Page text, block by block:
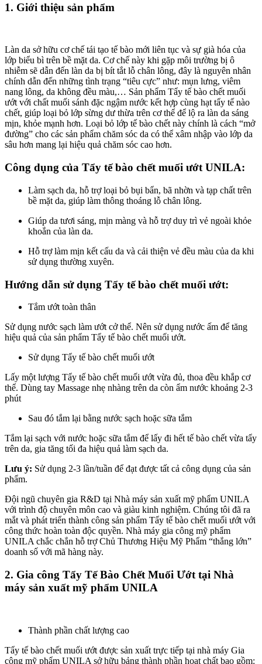
1. Giới thiệu sản phẩm
Làn da sở hữu cơ chế tái tạo tế bào mới liên tục và sự già hóa của
lớp biểu bì trên bề mặt da. Cơ chế này khi gặp môi trường bị ô
nhiễm sẽ dẫn đến làn da bị bít tắt lỗ chân lông, đây là nguyên nhân
chính dẫn đến những tình trạng “tiêu cực” như: mụn lưng, viêm
nang lông, da không đều màu,… Sản phẩm Tẩy tế bào chết muối
ướt với chất muối sánh đặc ngậm nước kết hợp cùng hạt tẩy tế nào
chết, giúp loại bỏ lớp sừng dư thừa trên cơ thể để lộ ra làn da sáng
mịn, khỏe mạnh hơn. Loại bỏ lớp tế bào chết này chính là cách “mở
đường” cho các sản phẩm chăm sóc da có thể xâm nhập vào lớp da
sâu hơn mang lại hiệu quả chăm sóc cao hơn.
Công dụng của Tẩy tế bào chết muối ướt UNILA:
Làm sạch da, hỗ trợ loại bỏ bụi bẩn, bã nhờn và tạp chất trên
bề mặt da, giúp làm thông thoáng lỗ chân lông.
Giúp da tươi sáng, mịn màng và hỗ trợ duy trì vẻ ngoài khỏe
khoắn của làn da.
Hỗ trợ làm mịn kết cấu da và cải thiện vẻ đều màu của da khi
sử dụng thường xuyên.
Hướng dẫn sử dụng Tẩy tế bào chết muối ướt:
Tắm ướt toàn thân
Sử dụng nước sạch làm ướt cở thể. Nên sử dụng nước ấm để tăng
hiệu quả của sản phẩm Tẩy tế bào chết muối ướt.
Sử dụng Tẩy tế bào chết muối ướt
Lấy một lượng Tẩy tế bào chết muối ướt vừa đủ, thoa đều khắp cơ
thể. Dùng tay Massage nhẹ nhàng trên da còn ẩm nước khoảng 2-3
phút
Sau đó tắm lại bằng nước sạch hoặc sữa tắm
Tắm lại sạch với nước hoặc sữa tắm để lấy đi hết tế bào chết vừa tẩy
trên da, gia tăng tối đa hiệu quả làm sạch da.
Lưu ý: Sử dụng 2-3 lần/tuần để đạt được tất cả công dụng của sản
phẩm.
Đội ngũ chuyên gia R&D tại Nhà máy sản xuất mỹ phẩm UNILA
với trình độ chuyên môn cao và giàu kinh nghiệm. Chúng tôi đã ra
mắt và phát triển thành công sản phẩm Tẩy tế bào chết muối ướt với
công thức hoàn toàn độc quyền. Nhà máy gia công mỹ phẩm
UNILA chắc chắn hỗ trợ Chủ Thương Hiệu Mỹ Phẩm “thắng lớn”
doanh số với mã hàng này.
2. Gia công Tẩy Tế Bào Chết Muối Ướt tại Nhà
máy sản xuất mỹ phẩm UNILA
Thành phần chất lượng cao
Tẩy tế bào chết muối ướt được sản xuất trực tiếp tại nhà máy Gia
công mỹ phẩm UNILA sở hữu bảng thành phần hoạt chất bao gồm: